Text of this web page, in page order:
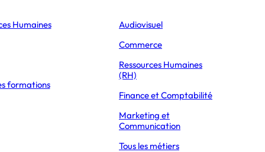
Éducation
Orientation
Vie étudiante
Formations
Partir à l’étranger
Humaines
formations
Audiovisuel
Commerce
Ressources Humaines
(RH)
Finance et Comptabilité
Marketing et
Communication
Tous les métiers